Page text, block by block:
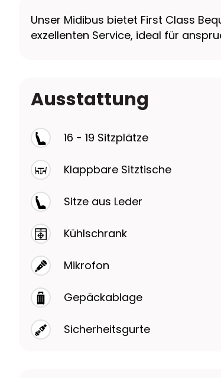
Unser Midibus bietet First Class
exzellenten Service, ideal für
Ausstattung
16 - 19 Sitzplätze
Klappbare Sitztische
Sitze aus Leder
Kühlschrank
Mikrofon
Gepäckablage
Sicherheitsgurte